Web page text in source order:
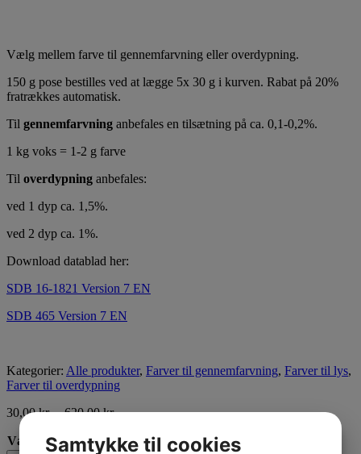
Vælg mellem farve til gennemfarvning eller overdypning.
150 g pose bestilles ved at lægge 5x 30 g i kurven. Rabat på 20%
fratrækkes automatisk.
Til gennemfarvning anbefales en tilsætning på ca. 0,1-0,2%.
1 kg voks = 1-2 g farve
Til overdypning anbefales:
ved 1 dyp ca. 1,5%.
ved 2 dyp ca. 1%.
Download datablad her:
SDB 16-1821 Version 7 EN
SDB 465 Version 7 EN
Kategorier: Alle produkter, Farver til gennemfarvning, Farver til lys,
Farver til overdypning
30,00kr.–620,00kr.
Vægt Samtykke til cookies